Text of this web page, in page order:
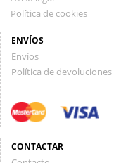
Política de cookies
ENVÍOS
Envíos
Política de devoluciones
CONTACTAR